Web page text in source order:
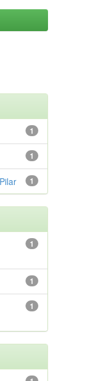
1
1
1
1
1
1